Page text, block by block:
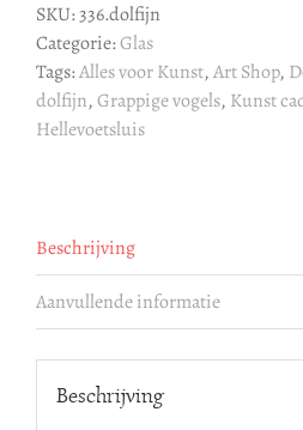
SKU:336.dolfijn
Categorie:Glas
Tags:Alles voor Kunst,Art Shop,
dolfijn,Grappige vogels, Kunst
Hellevoetsluis
Beschrijving
Aanvullende informatie
Beschrijving